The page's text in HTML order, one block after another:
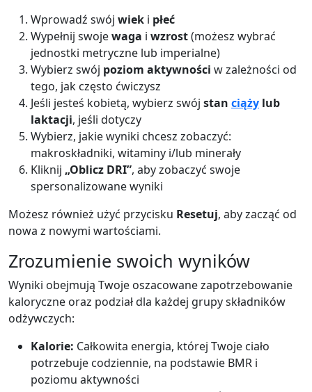
Wprowadź swój wiek i płeć
Wypełnij swojewaga i wzrost(możesz wybrać
jednostki metryczne lub imperialne)
Wybierz swój poziom aktywności w zależności od
tego, jak często ćwiczysz
Jeśli jesteś kobietą, wybierz swój stan ciąży lub
laktacji, jeśli dotyczy
Wybierz, jakie wyniki chcesz zobaczyć:
makroskładniki, witaminy i/lub minerały
Kliknij „Oblicz DRI”, aby zobaczyć swoje
spersonalizowane wyniki
Możesz również użyć przycisku Resetuj, aby zacząć od
nowa z nowymi wartościami.
Zrozumienie swoich wyników
Wyniki obejmują Twoje oszacowane zapotrzebowanie
kaloryczne oraz podział dla każdej grupy składników
odżywczych:
Kalorie: Całkowita energia, której Twoje ciało
potrzebuje codziennie, na podstawie BMR i
poziomu aktywności